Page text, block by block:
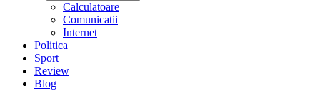
Calculatoare
Comunicatii
Internet
Politica
Sport
Review
Blog